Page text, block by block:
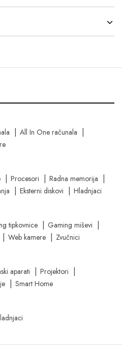
All In One računala
Procesori
Radna memorija
Eksterni diskovi
Hladnjaci
tipkovnice
Gaming miševi
Web kamere
Zvučnici
aparati
Projektori
Smart Home